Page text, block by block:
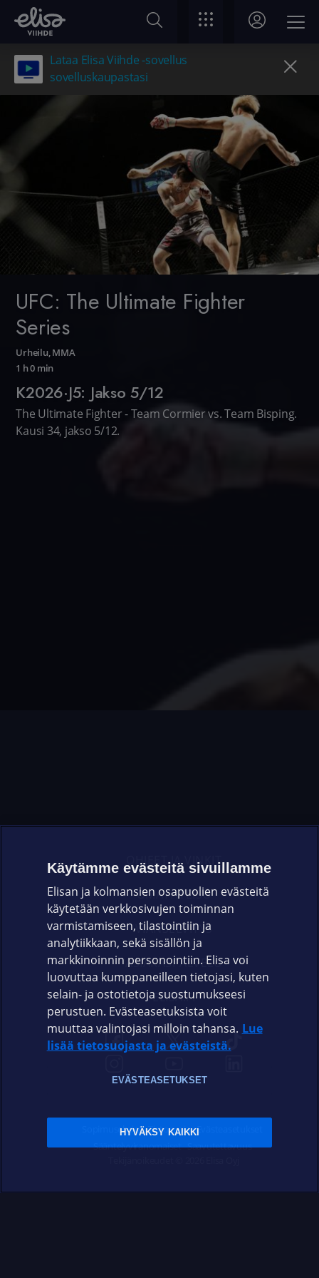
Lataa Elisa Viihde -sovellus
sovelluskaupastasi
UFC: The Ultimate Fighter
Series
Urheilu,MMA
1 h 0 min
K2026·J5: Jakso 5/12
The Ultimate Fighter - Team Cormier vs. Team Bisping.
Kausi 34, jakso 5/12.
OHJEET JA VINKIT
OMAYHTEISÖ
VIANSELVITYS
ASIAKASPALVELU
ELISA.FI
Sopimusehdot Tietosuoja Evästeasetukset
Sääntelyviranomaiset Saavutettavuus
Käytämme evästeitä sivuillamme
Elisan ja kolmansien osapuolien evästeitä
käytetään verkkosivujen toiminnan
varmistamiseen, tilastointiin ja
analytiikkaan, sekä sisällön ja
markkinoinnin personointiin. Elisa voi
luovuttaa kumppaneilleen tietojasi, kuten
selain- ja ostotietoja suostumukseesi
perustuen. Evästeasetuksista voit
muuttaa valintojasi milloin tahansa. Lue
lisää tietosuojasta ja evästeistä.
EVÄSTEASETUKSET
HYVÄKSY KAIKKI